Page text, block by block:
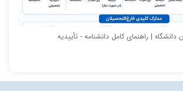
دانشگاه | راهنمای کامل دانشنامه - تأییدیه